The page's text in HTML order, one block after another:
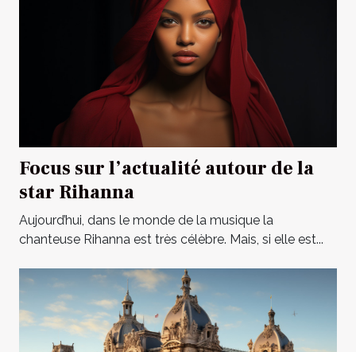
Focus sur l’actualité autour de la
star Rihanna
Aujourd’hui, dans le monde de la musique la
chanteuse Rihanna est très célèbre. Mais, si elle est...